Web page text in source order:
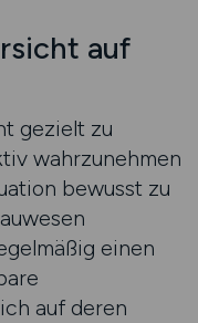
auf
gezielt zu
wahrzunehmen
bewusst zu
einen
auf deren